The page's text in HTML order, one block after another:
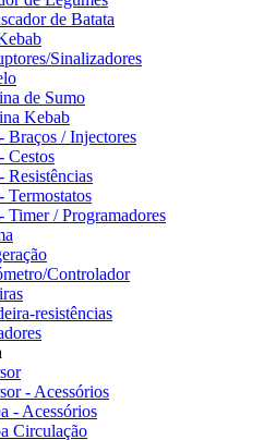
de Batata
Sinalizadores
de Sumo
Kebab
Braços / Injectores
Cestos
/ Programadores
Controlador
resistências
- Acessórios
- Acessórios
Circulação